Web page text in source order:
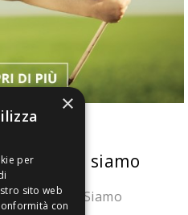
Chi siamo
Chi Siamo
×
per
sito web
con